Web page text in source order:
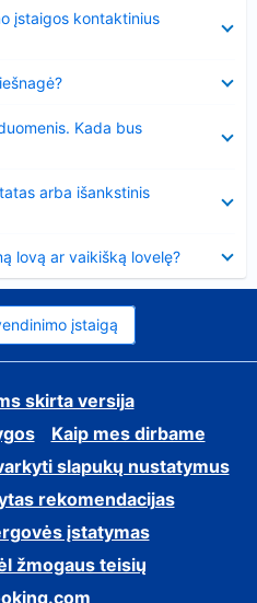
įstaigos kontaktinius
Kada bus
arba išankstinis
lovą ar vaikišką lovelę?
įstaigą
skirta versija
Kaip mes dirbame
slapukų nustatymus
rekomendacijas
įstatymas
žmogaus teisių